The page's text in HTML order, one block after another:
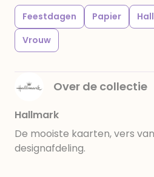
Feestdagen Papier
Vrouw
Over de collectie
Hallmark
De mooiste kaarten, vers
designafdeling.